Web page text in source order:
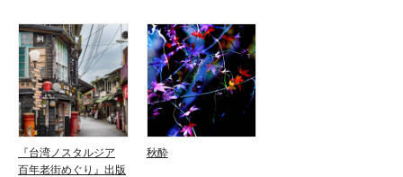
『台湾ノスタルジア
百年老街めぐり』出版
秋酔